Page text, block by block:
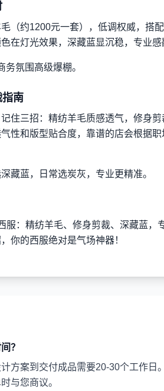
（约1200元一套），低调权威，搭
在灯光效果，深藏蓝显沉稳，专业感
务氛围高级爆棚。
指南
住三招：精纺羊毛质感透气，修身
性和版型贴合度，靠谱的店会根据
藏蓝，日常选炭灰，专业更精准。
服：精纺羊毛、修身剪裁、深藏蓝，
你的西服绝对是气场神器！
？
方案到交付成品需要20-30个工作日
与您商议。